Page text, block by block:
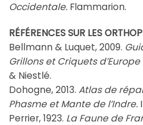
Occidentale. Flammarion.
RÉFÉRENCES SUR LES
Bellmann & Luquet, 2009.
Grillons et Criquets
& Niestlé.
Dohogne, 2013. Atlas de
Phasme et Mante de l’Indre.
Perrier, 1923. La Faune de